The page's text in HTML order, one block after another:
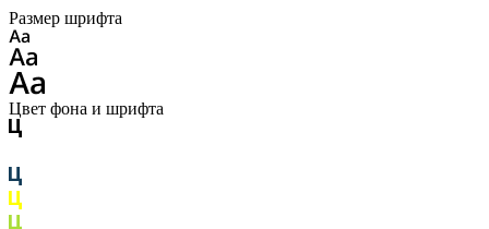
Размер шрифта
Цвет фона и шрифта